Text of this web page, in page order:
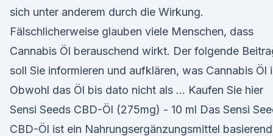
sich unter anderem durch die Wirkung.
Fälschlicherweise glauben viele Menschen, dass
Cannabis Öl berauschend wirkt. Der folgende
soll Sie informieren und aufklären, was Cannabis Öl
Obwohl das Öl bis dato nicht als … Kaufen Sie hier
Sensi Seeds CBD-Öl (275mg) - 10 ml Das Sensi
CBD-Öl ist ein Nahrungsergänzungsmittel basierend